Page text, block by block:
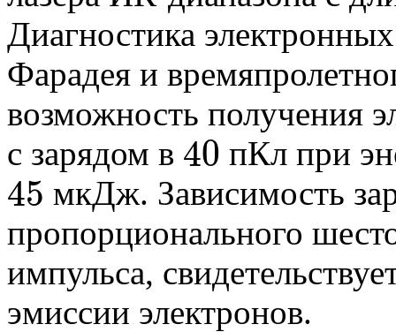
Диагностика
Фарадея и
возможность получения
с зарядом в 40
40 пКл при
45
45
мкДж. Зависимость
пропорционального
импульса,
эмиссии электронов.